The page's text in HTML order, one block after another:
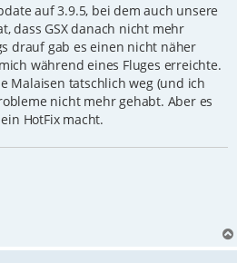
auf 3.9.5, bei dem auch unsere
dass GSX danach nicht mehr
drauf gab es einen nicht näher
während eines Fluges erreichte.
Malaisen tatschlich weg (und ich
nicht mehr gehabt. Aber es
HotFix macht.